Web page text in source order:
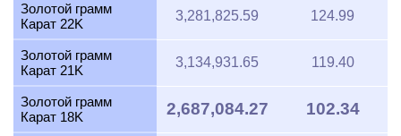
Золотой грамм
Карат 22K
3,281,825.59 124.99
Золотой грамм
Карат 21K
3,134,931.65 119.40
Золотой грамм
Карат 18K
2,687,084.27 102.34